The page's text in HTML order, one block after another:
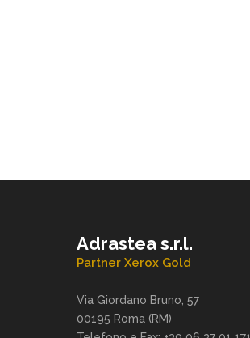
Adrastea s.r.l.
Partner Xerox Gold
Via Giordano Bruno, 57
00195 Roma (RM)